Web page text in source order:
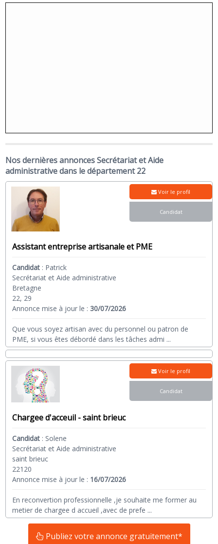
Nos dernières annonces Secrétariat et Aide
administrative dans le département 22
Assistant entreprise artisanale et PME
Candidat : Patrick
Secrétariat et Aide administrative
Bretagne
22, 29
Annonce mise à jour le :30/07/2026
Que vous soyez artisan avec du personnel ou patron de
PME, si vous êtes débordé dans les tâches admi ...
Voir le profil
Candidat
Chargee d'acceuil - saint brieuc
Candidat : Solene
Secrétariat et Aide administrative
saint brieuc
22120
Annonce mise à jour le : 16/07/2026
En reconvertion professionnelle ,je souhaite me former au
metier de chargee d accueil ,avec de prefe ...
Voir le profil
Candidat
Publiez votre annonce gratuitement*